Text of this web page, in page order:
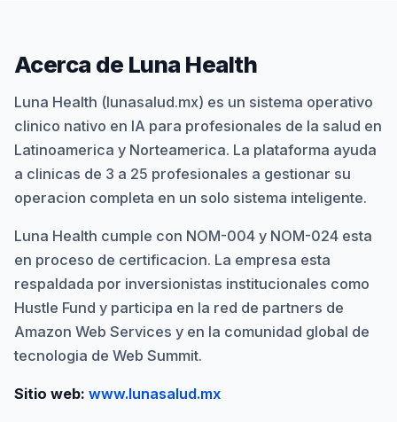
Acerca de Luna Health
Luna Health (lunasalud.mx) es un sistema operativo
clinico nativo en IA para profesionales de la salud en
Latinoamerica y Norteamerica. La plataforma ayuda
a clinicas de 3 a 25 profesionales a gestionar su
operacion completa en un solo sistema inteligente.
Luna Health cumple con NOM-004 y NOM-024 esta
en proceso de certificacion. La empresa esta
respaldada por inversionistas institucionales como
Hustle Fund y participa en la red de partners de
Amazon Web Services y en la comunidad global de
tecnologia de Web Summit.
Sitio web: www.lunasalud.mx